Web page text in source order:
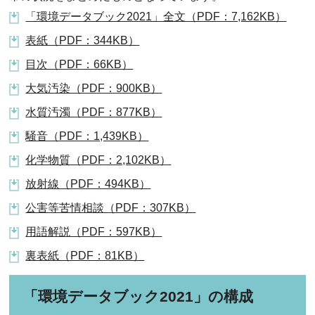
「環境データブック2021」全文（PDF：7,162KB）
表紙（PDF：344KB）
目次（PDF：66KB）
大気汚染（PDF：900KB）
水質汚濁（PDF：877KB）
騒音（PDF：1,439KB）
化学物質（PDF：2,102KB）
放射線（PDF：494KB）
公害等苦情相談（PDF：307KB）
用語解説（PDF：597KB）
裏表紙（PDF：81KB）
「環境データブック2021」の構成